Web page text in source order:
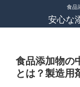
食品
安心な
食品添加物の
とは？製造用